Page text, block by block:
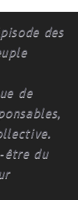
des
de
être du